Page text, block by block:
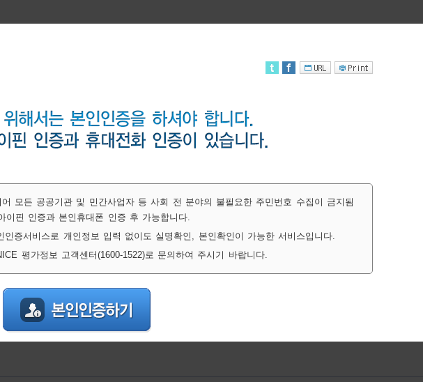
모든 공공기관 및 민간사업자 등 사회 전 분야의 불필요한 주민번호 수집이 금지됨
핀 인증과 본인휴대폰 인증 후 가능합니다.
증서비스로 개인정보 입력 없이도 실명확인, 본인확인이 가능한 서비스입니다.
평가정보 고객센터(1600-1522)로 문의하여 주시기 바랍니다.